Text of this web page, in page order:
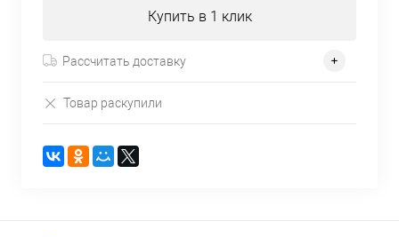
Купить в 1 клик
Рассчитать доставку
Товар раскупили